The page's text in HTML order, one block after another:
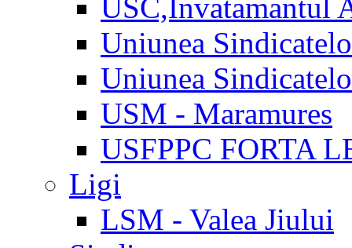
USC,Invatamantul
Uniunea
Uniunea
USM - Maramures
USFPPC FORTA
Ligi
LSM - Valea Jiului